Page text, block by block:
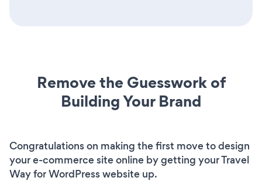
Remove the Guesswork of
Building Your Brand
Congratulations on making the first move to design
your e-commerce site online by getting your Travel
Way for WordPress website up.